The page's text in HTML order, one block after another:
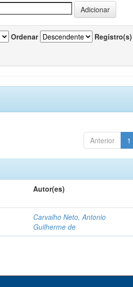
Ordenar Registro(s)
Anterior 1
Autor(es)
Carvalho Neto, Antonio
Guilherme de